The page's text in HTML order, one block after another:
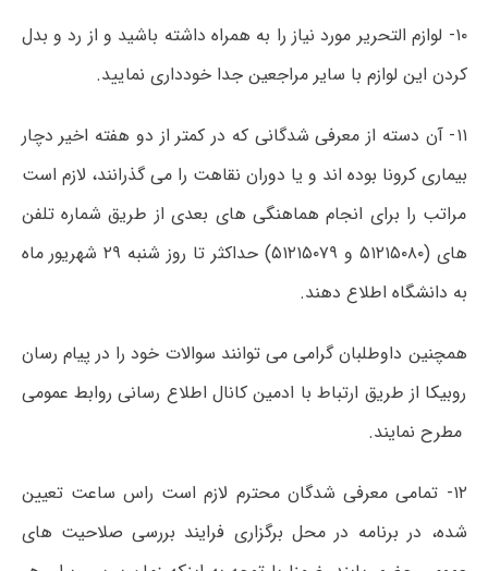
۱۰- لوازم­ التحریر مورد نیاز را به همراه داشته باشید و از رد و بدل
کردن این لوازم با سایر مراجعین جدا خودداری نمایید.
۱۱- آن دسته از معرفی شدگانی که در کمتر از دو هفته اخیر دچار
بیماری کرونا بوده اند و یا دوران نقاهت را می گذرانند، لازم است
مراتب را برای انجام هماهنگی های بعدی از طریق شماره تلفن
های (۵۱۲۱۵۰۸۰ و ۵۱۲۱۵۰۷۹) حداکثر تا روز شنبه ۲۹ شهریور ماه
به دانشگاه اطلاع دهند.​
همچنین داوطلبان گرامی می توانند سوالات خود را در پیام رسان
روبیکا از طریق ارتباط با ادمین کانال اطلاع رسانی روابط عمومی​
مطرح نمایند​.
۱۲- تمامی معرفی شدگان محترم لازم است راس ساعت تعیین
شده، در برنامه در محل برگزاری فرایند بررسی صلاحیت های